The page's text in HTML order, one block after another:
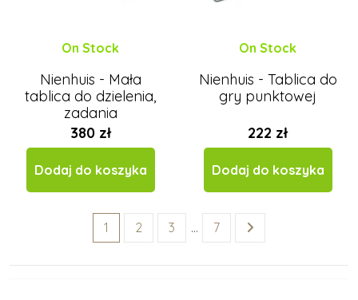
On Stock
Nienhuis - Mała
tablica do dzielenia,
zadania
380 zł
Dodaj do koszyka
On Stock
Nienhuis - Tablica do
gry punktowej
222 zł
Dodaj do koszyka
1 2 3 … 7